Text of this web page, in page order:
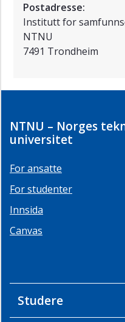
Postadresse:
Institutt for
NTNU
7491 Trondheim
NTNU – Norges
universitet
For ansatte
For studenter
Innsida
Canvas
Studere